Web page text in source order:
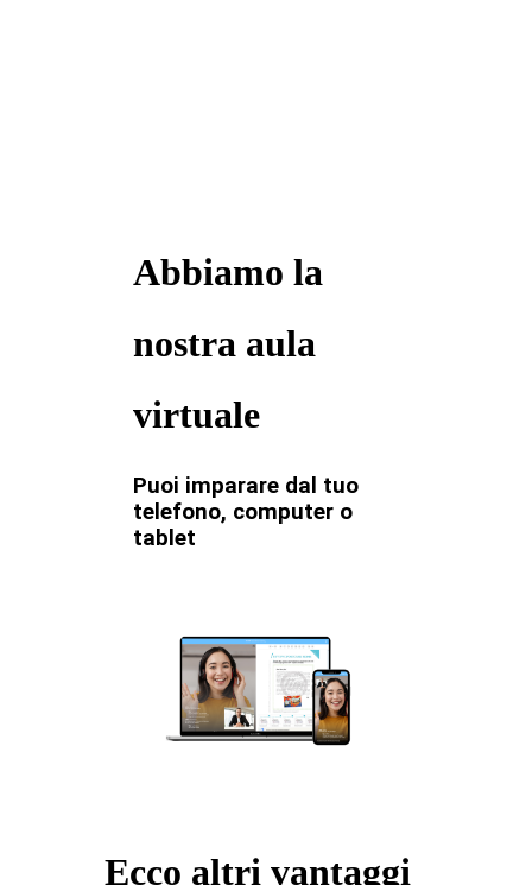
Abbiamo la
nostra aula
virtuale
Puoi imparare dal tuo
telefono, computer o
tablet
Ecco altri vantaggi